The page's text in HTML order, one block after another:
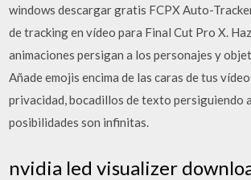
windows descargar gratis FCPX Auto-
de tracking en vídeo para Final Cut Pro X.
animaciones persigan a los personajes y
Añade emojis encima de las caras de tus
privacidad, bocadillos de texto persiguiendo
posibilidades son infinitas.
nvidia led visualizer